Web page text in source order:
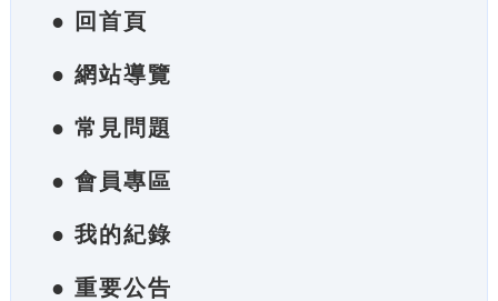
● 回首頁
● 網站導覽
● 常見問題
● 會員專區
● 我的紀錄
● 重要公告